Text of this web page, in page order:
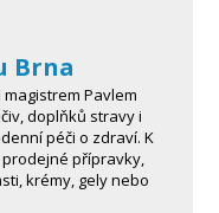
Brna
Pavlem
doplňků stravy i
péči o zdraví. K
přípravky,
krémy, gely nebo